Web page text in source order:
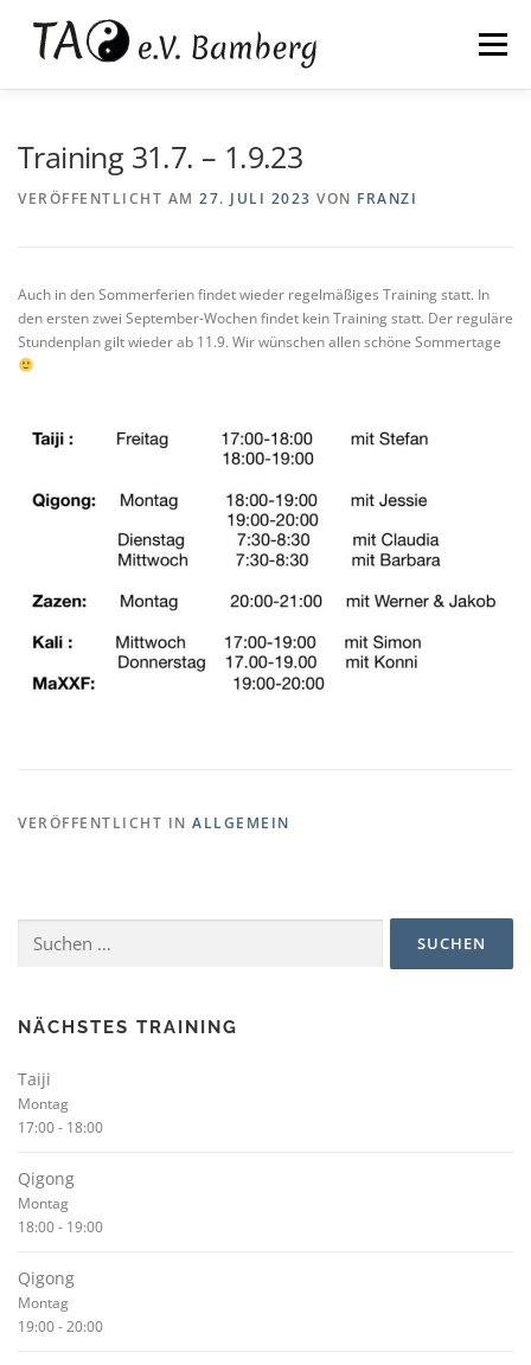
springen
Inhalt
springen
Menü
Training 31.7. – 1.9.23
VERÖFFENTLICHT AM 27. JULI 2023 VON FRANZI
Auch in den Sommerferien findet wieder regelmäßiges Training statt. In
den ersten zwei September-Wochen findet kein Training statt. Der reguläre
Stundenplan gilt wieder ab 11.9. Wir wünschen allen schöne Sommertage
VERÖFFENTLICHT IN ALLGEMEIN
nach:
NÄCHSTES TRAINING
Taiji
Montag
17:00- 18:00
Qigong
Montag
18:00- 19:00
Qigong
Montag
19:00-20:00